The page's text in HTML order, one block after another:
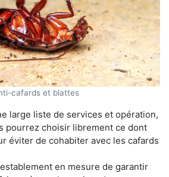
cafards et blattes
large liste de services et opération,
pourrez choisir librement ce dont
éviter de cohabiter avec les cafards
en mesure de garantir